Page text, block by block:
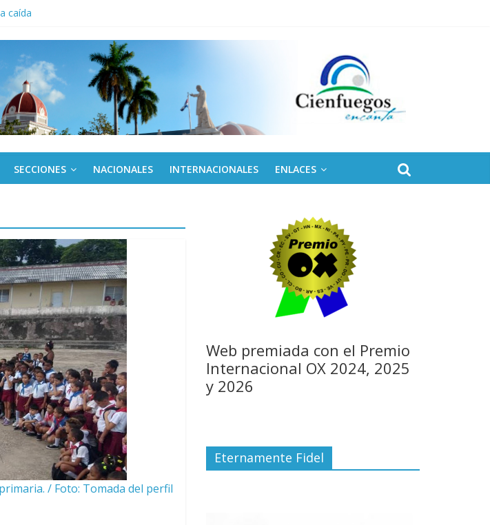
caída
a delegados de la IV Asamblea Continental ALBA Movimientos
de Fidel Castro
SECCIONES NACIONALES INTERNACIONALES ENLACES
/ Foto: Tomada del perfil
Web premiada con el Premio
Internacional OX 2024, 2025
y 2026
Eternamente Fidel